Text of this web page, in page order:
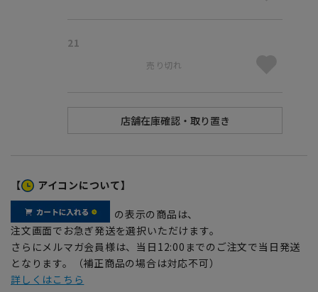
21
売り切れ
【 アイコンについて】
の表示の商品は、
注文画面でお急ぎ発送を選択いただけます。
さらにメルマガ会員様は、当日12:00までのご注文で当日発送
となります。（補正商品の場合は対応不可）
詳しくはこちら